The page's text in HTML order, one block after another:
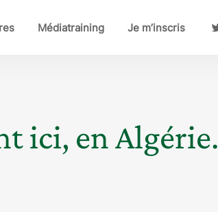
Médiatraining Je m’inscris
ici, en Algérie.